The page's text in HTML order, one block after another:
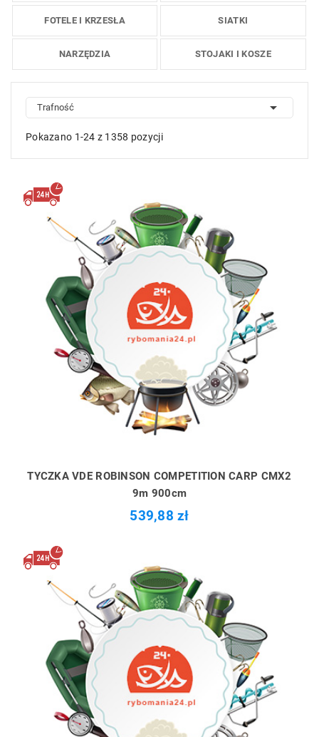
FOTELE I KRZESŁA SIATKI
NARZĘDZIA STOJAKI I KOSZE
Trafność 
Pokazano 1-24 z 1358 pozycji
TYCZKA VDE ROBINSON COMPETITION CARP CMX2
9m 900cm
539,88 zł